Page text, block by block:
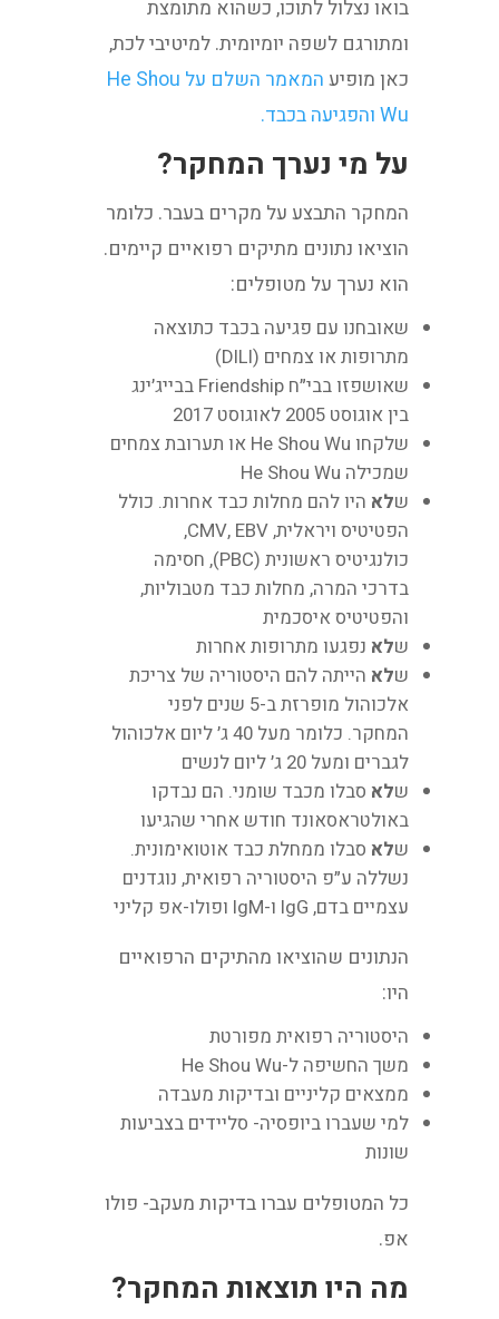
בואו נצלול לתוכו, כשהוא מתומצת
ומתורגם לשפה יומיומית. למיטיבי לכת,
כאן מופיע
המאמר השלם על He Shou
Wu והפגיעה בכבד.
על מי נערך המחקר?
המחקר התבצע על מקרים בעבר. כלומר
הוציאו נתונים מתיקים רפואיים קיימים.
הוא נערך על מטופלים:
שאובחנו עם פגיעה בכבד כתוצאה
מתרופות או צמחים (DILI)
שאושפזו בבי״ח Friendship בבייג׳ינג
בין אוגוסט 2005 לאוגוסט 2017
שלקחו He Shou Wu או תערובת צמחים
שמכילה He Shou Wu
שלא היו להם מחלות כבד אחרות. כולל
הפטיטיס ויראלית, CMV, EBV,
כולנגיטיס ראשונית (PBC), חסימה
בדרכי המרה, מחלות כבד מטבוליות,
והפטיטיס איסכמית
שלא נפגעו מתרופות אחרות
שלא הייתה להם היסטוריה של צריכת
אלכוהול מופרזת ב-5 שנים לפני
המחקר. כלומר מעל 40 ג׳ ליום אלכוהול
לגברים ומעל 20 ג׳ ליום לנשים
שלא סבלו מכבד שומני. הם נבדקו
באולטראסאונד חודש אחרי שהגיעו
שלא סבלו ממחלת כבד אוטואימונית.
נשללה ע״פ היסטוריה רפואית, נוגדנים
עצמיים בדם, IgG ו-IgM ופולו-אפ קליני
הנתונים שהוציאו מהתיקים הרפואיים
היו:
היסטוריה רפואית מפורטת
משך החשיפה ל-He Shou Wu
ממצאים קליניים ובדיקות מעבדה
למי שעברו ביופסיה- סליידים בצביעות
שונות
כל המטופלים עברו בדיקות מעקב- פולו
אפ.
מה היו תוצאות המחקר?